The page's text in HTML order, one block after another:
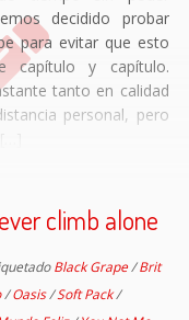
decidido probar
para evitar que esto
capítulo y capítulo.
tanto en calidad
personal, pero
climb alone
Black Grape/Brit
/Oasis/Soft Pack/